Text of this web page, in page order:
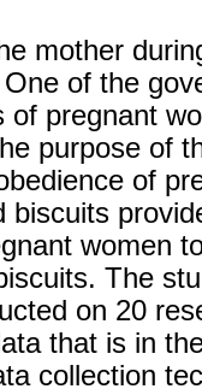
mother
of the
of pregnant
purpose of
of
biscuits
women
The
on 20
that is in
collection